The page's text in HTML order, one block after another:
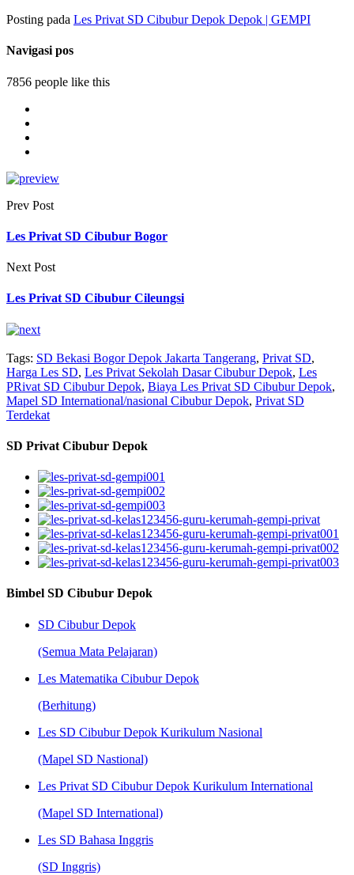
Posting pada Les Privat SD Cibubur Depok Depok | GEMPI
Navigasi pos
7856 people like this
Prev Post
Les Privat SD Cibubur Bogor
Next Post
Les Privat SD Cibubur Cileungsi
Tags: SD Bekasi Bogor Depok Jakarta Tangerang, Privat SD,
Harga Les SD, Les Privat Sekolah Dasar Cibubur Depok, Les
PRivat SD Cibubur Depok, Biaya Les Privat SD Cibubur Depok,
Mapel SD International/nasional Cibubur Depok, Privat SD
Terdekat
SD Privat Cibubur Depok
Bimbel SD Cibubur Depok
SD Cibubur Depok
(Semua Mata Pelajaran)
Les Matematika Cibubur Depok
(Berhitung)
Les SD Cibubur Depok Kurikulum Nasional
(Mapel SD Nastional)
Les Privat SD Cibubur Depok Kurikulum International
(Mapel SD International)
Les SD Bahasa Inggris
(SD Inggris)